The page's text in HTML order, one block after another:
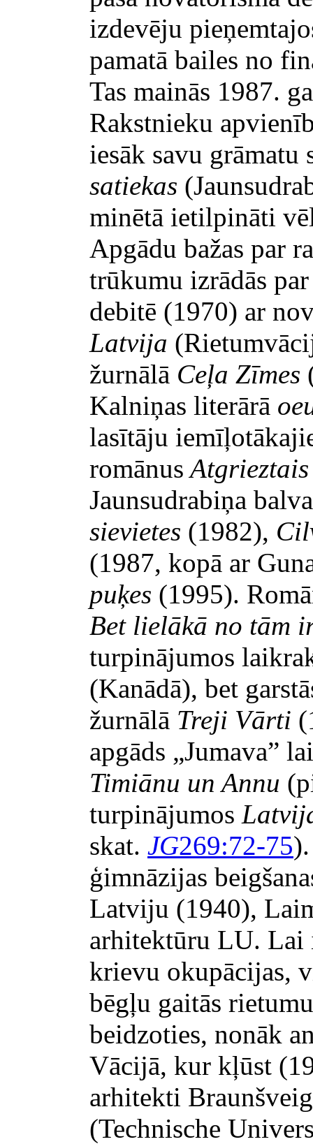
izdevēju
pamatā bailes no
Tas mainās 1987.
Rakstnieku
iesāk savu
satiekas
minētā ietilpināti
Apgādu bažas par
trūkumu izrādās
debitē (1970) ar
Latvija
žurnālā Ceļa Zīmes
Kalniņas literārā
lasītāju
romānus
Jaunsudrabiņa
sievietes (1982),
(1987, kopā ar
puķes (1995).
Bet lielākā no tām
turpinājumos
(Kanādā), bet
žurnālā Treji Vārti
apgāds „Jumava”
Timiānu un Annu
turpinājumos
skat. JG269:72-75
ģimnāzijas
Latviju (1940),
arhitektūru LU. Lai
krievu okupācijas,
bēgļu gaitās
beidzoties, nonāk
Vācijā, kur kļūst
arhitekti
(Technische